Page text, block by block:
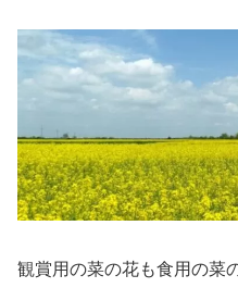
観賞用の菜の花も食用の菜